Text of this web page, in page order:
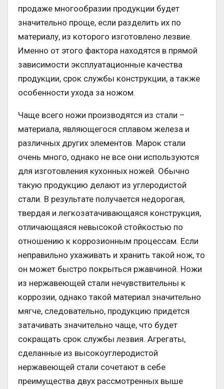
продаже многообразии продукции будет
значительно проще, если разделить их по
материалу, из которого изготовлено лезвие.
Именно от этого фактора находятся в прямой
зависимости эксплуатационные качества
продукции, срок службы конструкции, а также
особенности ухода за ножом.
Чаще всего ножи производятся из стали –
материала, являющегося сплавом железа и
различных других элементов. Марок стали
очень много, однако не все они используются
для изготовления кухонных ножей. Обычно
такую продукцию делают из углеродистой
стали. В результате получается недорогая,
твердая и легкозатачивающаяся конструкция,
отличающаяся невысокой стойкостью по
отношению к коррозионным процессам. Если
неправильно ухаживать и хранить такой нож, то
он может быстро покрыться ржавчиной. Ножи
из нержавеющей стали нечувствительны к
коррозии, однако такой материал значительно
мягче, следовательно, продукцию придется
затачивать значительно чаще, что будет
сокращать срок службы лезвия. Агрегаты,
сделанные из высокоуглеродистой
нержавеющей стали сочетают в себе
преимущества двух рассмотренных выше